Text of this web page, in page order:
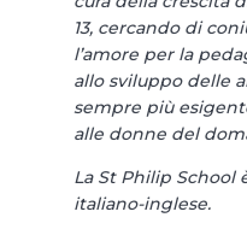
13, cercando di
l’amore per la
allo sviluppo delle
sempre più
alle donne del
La St Philip School
italiano-inglese.